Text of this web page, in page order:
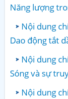
Năng lượng
Nội dung
Dao động tắt
Nội dung
Sóng và sự
Nội dung